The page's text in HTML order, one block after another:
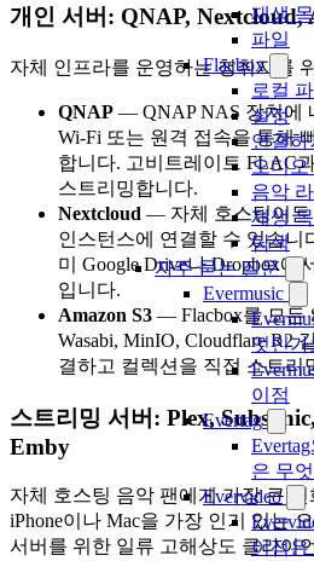
재생
파일
Flacbox
로컬
설정
연결하
오디오
음악
재생
탐색
자주 묻는 질문
Evermusic
엇인가
이점
Evertag
은 무
Evervideo
이점은
개인 서버: QNAP, Nextcloud,
자체 인프라를 운영하는 청취자를
QNAP — QNAP NAS 장치에
Wi-Fi 또는 원격 접속을 통해
합니다. 고비트레이트 FLAC
스트리밍합니다.
Nextcloud — 자체 호스팅이든
인스턴스에 연결할 수 있습니
미 Google Drive나 Dropbox
입니다.
Amazon S3 — Flacbox를 모든
Wasabi, MinIO, Cloudflare R2
결하고 컬렉션을 직접 스트리
스트리밍 서버: Plex,
Emby
자체 호스팅 음악 팬에게 가장 큰 변
iPhone이나 Mac을 가장 인기 있는
서버를 위한 일류 고해상도 클라이